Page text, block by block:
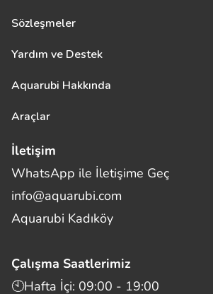
Sözleşmeler
Yardım ve Destek
Aquarubi Hakkında
Araçlar
İletişim
WhatsApp ile İletişime Geç
info@aquarubi.com
Aquarubi Kadıköy
Çalışma Saatlerimiz
🕙Hafta İçi: 09:00 - 19:00
Merhaba! Size nasıl yardımcı
olabilirim?
Bilgi